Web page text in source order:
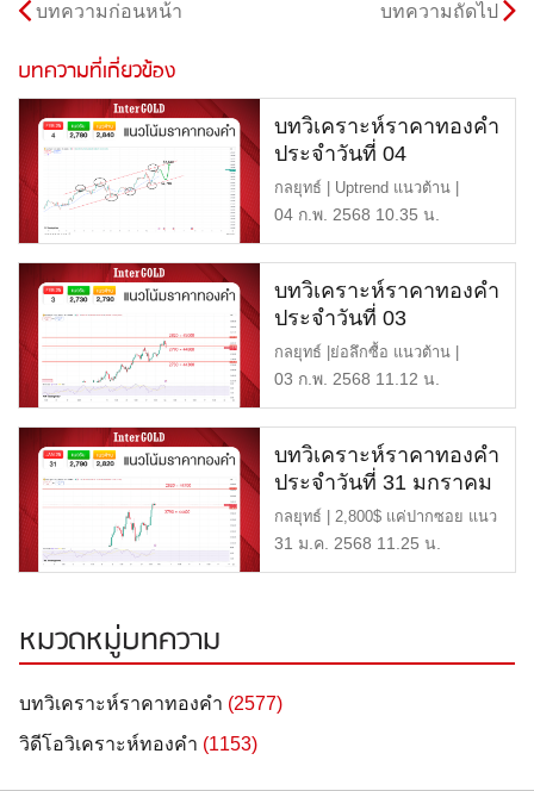
บทความก่อนหน้า บทความถัดไป
บทความที่เกี่ยวข้อง
บทวิเคราะห์ราคาทองคำ
ประจำวันที่ 04
กุมภาพันธ์ 2568
กลยุทธ์ | Uptrend แนวต้าน |
$2,840 หรือ 45,300 บาท แ […]
04 ก.พ. 2568 10.35 น.
บทวิเคราะห์ราคาทองคำ
ประจำวันที่ 03
กุมภาพันธ์ 2568
กลยุทธ์ |ย่อลึกซื้อ แนวต้าน |
$2,790 หรือ 44,800 บาท […]
03 ก.พ. 2568 11.12 น.
บทวิเคราะห์ราคาทองคำ
ประจำวันที่ 31 มกราคม
2568
กลยุทธ์ | 2,800$ แค่ปากซอย แนว
ต้าน | $2,820 หรือ 44,7 […]
31 ม.ค. 2568 11.25 น.
หมวดหมู่บทความ
บทวิเคราะห์ราคาทองคำ (2577)
วิดีโอวิเคราะห์ทองคำ (1153)